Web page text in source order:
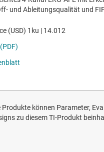
Produkte können Parameter,
zu diesem TI-Produkt